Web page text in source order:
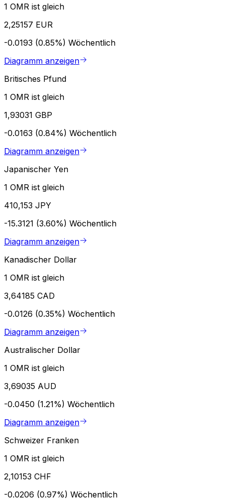
1 OMR ist gleich
2,25157 EUR
-0.0193 (0.85%) Wöchentlich
Diagramm anzeigen
Britisches Pfund
1 OMR ist gleich
1,93031 GBP
-0.0163 (0.84%) Wöchentlich
Diagramm anzeigen
Japanischer Yen
1 OMR ist gleich
410,153 JPY
-15.3121 (3.60%) Wöchentlich
Diagramm anzeigen
Kanadischer Dollar
1 OMR ist gleich
3,64185 CAD
-0.0126 (0.35%) Wöchentlich
Diagramm anzeigen
Australischer Dollar
1 OMR ist gleich
3,69035 AUD
-0.0450 (1.21%) Wöchentlich
Diagramm anzeigen
Schweizer Franken
1 OMR ist gleich
2,10153 CHF
-0.0206 (0.97%) Wöchentlich